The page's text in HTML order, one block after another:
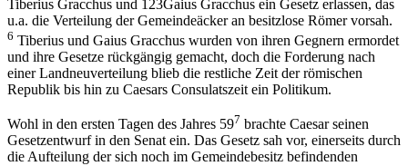
Tiberius Gracchus und 123Gaius Gracchus ein Gesetz erlassen, das
u.a. die Verteilung der Gemeindeäcker an besitzlose Römer vorsah.
6 Tiberius und Gaius Gracchus wurden von ihren Gegnern ermordet
und ihre Gesetze rückgängig gemacht, doch die Forderung nach
einer Landneuverteilung blieb die restliche Zeit der römischen
Republik bis hin zu Caesars Consulatszeit ein Politikum.
Wohl in den ersten Tagen des Jahres 597 brachte Caesar seinen
Gesetzentwurf in den Senat ein. Das Gesetz sah vor, einerseits durch
die Aufteilung der sich noch im Gemeindebesitz befindenden